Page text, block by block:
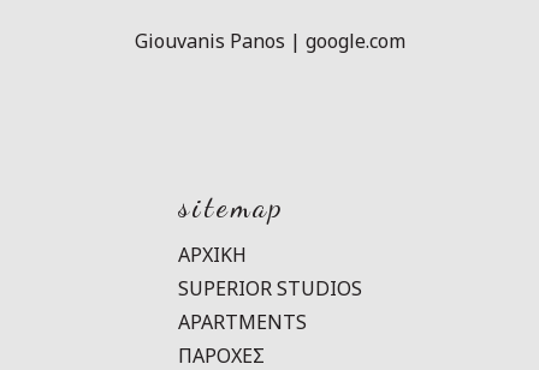
Giouvanis Panos | google.com
sitemap
ΑΡΧΙΚΗ
SUPERIOR STUDIOS
APARTMENTS
ΠΑΡΟΧΕΣ